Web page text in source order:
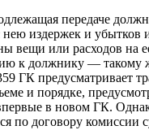
передаче
издержек и
вещи или расходов на
к должнику —
ГК предусматривает
и порядке,
в новом ГК.
по договору